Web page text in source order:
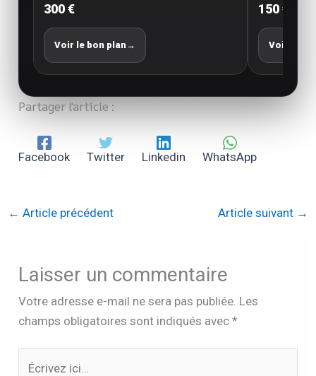
300 €
Voir le bon plan→
150 €
Voir le
Partager l'article :
Facebook Twitter Linkedin WhatsApp
← Article précédent Article suivant →
Laisser un commentaire
Votre adresse e-mail ne sera pas publiée. Les
champs obligatoires sont indiqués avec*